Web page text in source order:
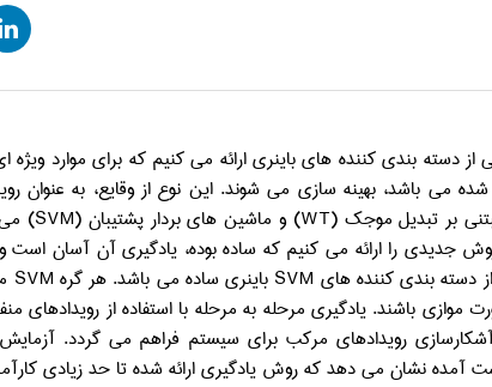
از دسته بندی کننده های باینری ارائه می کنیم که برای موارد
شده می باشد، بهینه سازی می شوند. این نوع از وقایع، به
بر تبدیل موجک(WT) و ماشین های بردار پشتیبان (SVM)
جدیدی را ارائه می کنیم که ساده بوده، یادگیری آن آسان است
دسته بندی کننده های SVM باینری ساده می باشد. هر گره SVM
موازی باشند. یادگیری مرحله به مرحله با استفاده از رویدادهای
آشکارسازی رویدادهای مرکب برای سیستم فراهم می گردد.
آمده نشان می دهد که روش یادگیری ارائه شده تا حد زیادی